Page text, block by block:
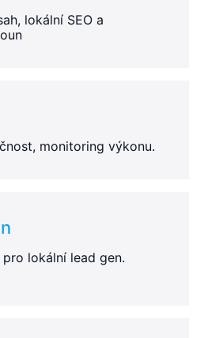
lokální SEO a
monitoring výkonu.
lokální lead gen.